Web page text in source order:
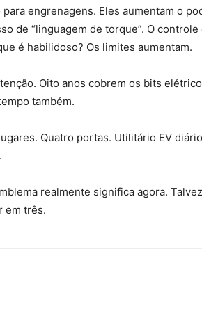
engrenagens. Eles aumentam o
de “linguagem de torque”. O controle
é habilidoso? Os limites aumentam.
Oito anos cobrem os bits
também.
Quatro portas. Utilitário EV
realmente significa agora.
em três.